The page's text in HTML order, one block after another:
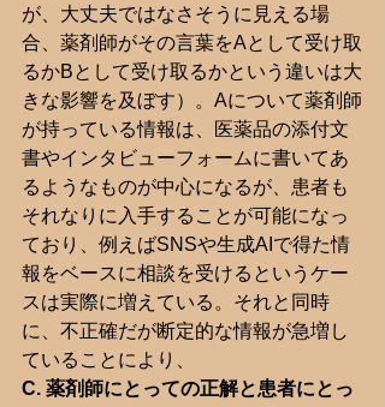
が、大丈夫ではなさそうに見える場
合、薬剤師がその言葉をAとして受け取
るかBとして受け取るかという違いは大
きな影響を及ぼす）。Aについて薬剤師
が持っている情報は、医薬品の添付文
書やインタビューフォームに書いてあ
るようなものが中心になるが、患者も
それなりに入手することが可能になっ
ており、例えばSNSや生成AIで得た情
報をベースに相談を受けるというケー
スは実際に増えている。それと同時
に、不正確だが断定的な情報が急増し
ていることにより、
C. 薬剤師にとっての正解と患者にとっ